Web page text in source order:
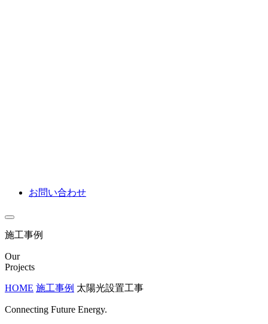
お問い合わせ
施工事例
Our
Projects
HOME 施工事例 太陽光設置工事
Connecting Future Energy.